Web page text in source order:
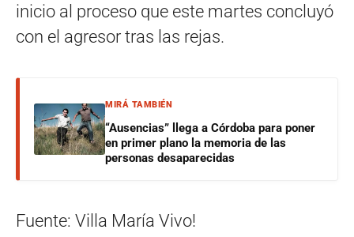
inicio al proceso que este martes concluyó
con el agresor tras las rejas.
MIRÁ TAMBIÉN
“Ausencias” llega a Córdoba para poner
en primer plano la memoria de las
personas desaparecidas
Fuente: Villa María Vivo!